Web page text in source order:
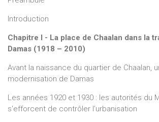
Introduction
Chapitre I - La place de Chaalan dans la
Damas (1918 – 2010)
Avant la naissance du quartier de Chaalan,
modernisation de Damas
Les années 1920 et 1930 : les autorités du
s'efforcent de contrôler l’urbanisation